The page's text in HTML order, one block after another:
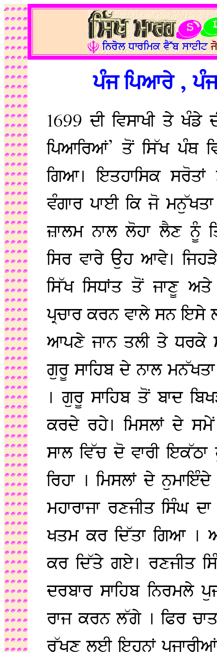
.
ਪੰਜ ਪਿਆਰੇ ,
1699 ਦੀ ਵਿਸਾਖੀ ਤੇ
ਪਿਆਰਿਆਂ’ ਤੋਂ ਸਿੱਖ ਪੰਥ
ਗਿਆ। ਇਤਹਾਸਿਕ
ਵੰਗਾਰ ਪਾਈ ਕਿ ਜੋ
ਜ਼ਾਲਮ ਨਾਲ ਲੋਹਾ ਲੈਣ
ਸਿਰ ਵਾਰੇ ਉਹ ਆਵੇ।
ਸਿੱਖ ਸਿਧਾਂਤ ਤੋਂ ਜਾਣੂ
ਪ੍ਰਚਾਰ ਕਰਨ ਵਾਲੇ ਸਨ
ਆਪਣੇ ਜਾਨ ਤਲੀ ਤੇ ਧਰਕੇ
ਗੁਰੂ ਸਾਹਿਬ ਦੇ ਨਾਲ
। ਗੁਰੂ ਸਾਹਿਬ ਤੋਂ ਬਾਦ
ਕਰਦੇ ਰਹੇ। ਮਿਸਲਾਂ ਦੇ ਸਮੇਂ
ਸਾਲ ਵਿੱਚ ਦੋ ਵਾਰੀ
ਰਿਹਾ । ਮਿਸਲਾਂ ਦੇ
ਮਹਾਰਾਜਾ ਰਣਜੀਤ ਸਿੰਘ
ਖਤਮ ਕਰ ਦਿੱਤਾ ਗਿਆ ।
ਕਰ ਦਿੱਤੇ ਗਏ। ਰਣਜੀਤ
ਦਰਬਾਰ ਸਾਹਿਬ ਨਿਰਮਲੇ
ਰਾਜ ਕਰਨ ਲੱਗੇ । ਫਿਰ